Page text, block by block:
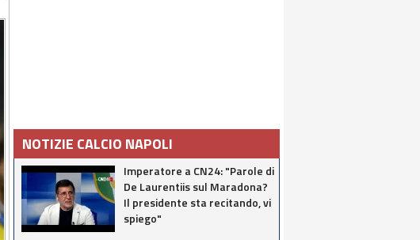
NOTIZIE CALCIO NAPOLI
Imperatore a CN24: "Parole di
De Laurentiis sul Maradona?
Il presidente sta recitando, vi
spiego"